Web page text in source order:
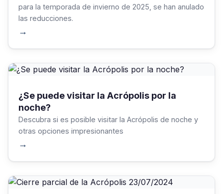
para la temporada de invierno de 2025, se han anulado
las reducciones.
→
¿Se puede visitar la Acrópolis por la
noche?
Descubra si es posible visitar la Acrópolis de noche y
otras opciones impresionantes
→